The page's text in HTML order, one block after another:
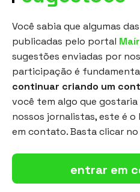
Você sabia que algumas
publicadas pelo portal
sugestões enviadas por
participação é
continuar criando um
você tem algo que
nossos jornalistas, este é
em contato. Basta clicar
entrar em